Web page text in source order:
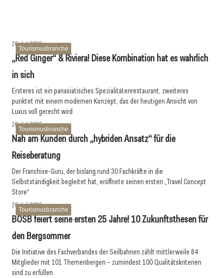
Tourismusbranche
20. Juli 2026
„Red Ginger“ & Riviera! Diese Kombination hat es wahrlich
in sich
Ersteres ist ein panasiatisches Spezialitätenrestaurant, zweiteres
punktet mit einem modernen Konzept, das der heutigen Ansicht von
Luxus voll gerecht wird
Tourismusbranche
20. Juli 2026
Nah am Kunden durch „hybriden Ansatz“ für die
Reiseberatung
Der Franchise-Guru, der bislang rund 30 Fachkräfte in die
Selbstständigkeit begleitet hat, eröffnete seinen ersten „Travel Concept
Store“
Tourismusbranche
20. Juli 2026
BÖSB feiert seine ersten 25 Jahre! 10 Zukunftsthesen für
den Bergsommer
Die Initiative des Fachverbandes der Seilbahnen zählt mittlerweile 84
Mitglieder mit 101 Themenbergen – zumindest 100 Qualitätskriterien
sind zu erfüllen